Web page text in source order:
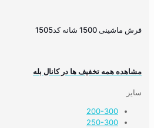
فرش ماشینی 1500 شانه کد1505
مشاهده همه تخفیف ها در کانال بله
سایز
200-300
250-300